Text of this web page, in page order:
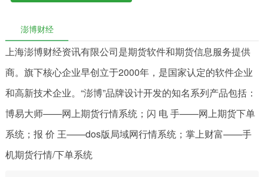
澎博财经
上海澎博财经资讯有限公司是期货软件和期货信息服务提供
商。旗下核心企业早创立于2000年，是国家认定的软件企业
和高新技术企业。“澎博”品牌设计开发的知名系列产品包括：
博易大师——网上期货行情系统；闪 电 手——网上期货下单
系统；报 价 王——dos版局域网行情系统；掌上财富——手
机期货行情/下单系统